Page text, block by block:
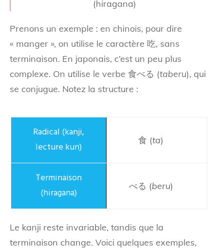
(hiragana)
Prenons un exemple : en chinois, pour dire
« manger », on utilise le caractère 吃, sans
terminaison. En japonais, c’est un peu plus
complexe. On utilise le verbe 食べる (taberu), qui
se conjugue. Notez la structure :
食 (ta)
べる (beru)
Le kanji reste invariable, tandis que la
terminaison change. Voici quelques exemples,